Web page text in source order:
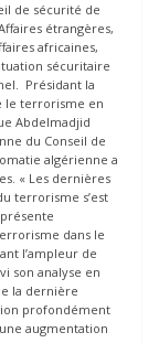
de sécurité de
étrangères,
africaines,
sécuritaire
Présidant la
le terrorisme en
Abdelmadjid
du Conseil de
algérienne a
« Les dernières
terrorisme s’est
dans le
l’ampleur de
son analyse en
la dernière
profondément
augmentation